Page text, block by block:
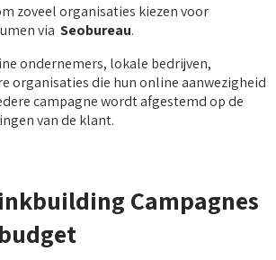
zoveel organisaties kiezen voor
via Seobureau.
ondernemers, lokale bedrijven,
organisaties die hun online aanwezigheid
campagne wordt afgestemd op de
van de klant.
Campagnes